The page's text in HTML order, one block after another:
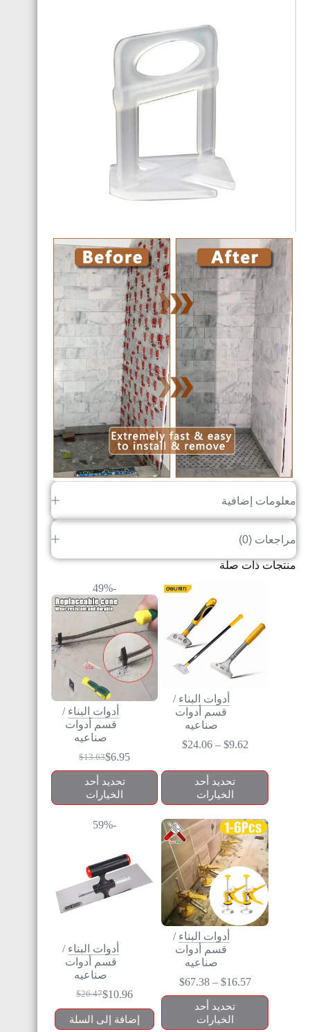
معلومات إضافية
مراجعات (0)
منتجات ذات صلة
أدوات البناء /
قسم أدوات
صناعيه
$9.62
–
$24.06
تحديد أحد
الخيارات
-49%
أدوات البناء /
قسم أدوات
صناعيه
$13.63$6.95
تحديد أحد
الخيارات
أدوات البناء /
قسم أدوات
صناعيه
$16.57
–
$67.38
تحديد أحد
الخيارات
-59%
أدوات البناء /
قسم أدوات
صناعيه
$26.47$10.96
إضافة إلى السلة